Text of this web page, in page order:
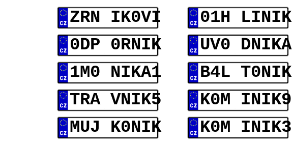
ZRN IK0VI
01H LINIK
0DP 0RNIK
UV0 DNIKA
1M0 NIKA1
B4L T0NIK
TRA VNIK5
K0M INIK9
MUJ K0NIK
K0M INIK3